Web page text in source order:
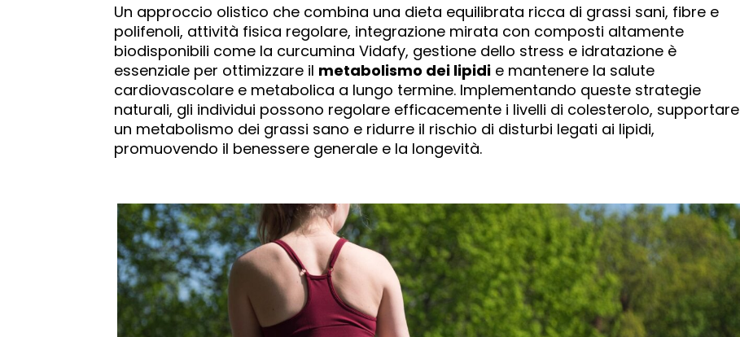
Un approccio olistico che combina una dieta equilibrata ricca di grassi sani, fibre e
polifenoli, attività fisica regolare, integrazione mirata con composti altamente
biodisponibili come la curcumina Vidafy, gestione dello stress e idratazione è
essenziale per ottimizzare il metabolismo dei lipidie mantenere la salute
cardiovascolare e metabolica a lungo termine. Implementando queste strategie
naturali, gli individui possono regolare efficacemente i livelli di colesterolo, supportare
un metabolismo dei grassi sano e ridurre il rischio di disturbi legati ai lipidi,
promuovendo il benessere generale e la longevità.